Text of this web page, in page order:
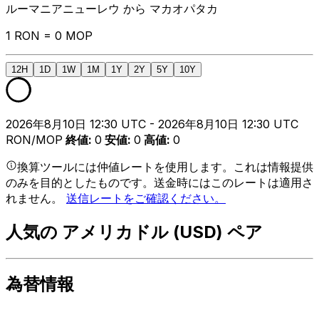
ルーマニアニューレウ から マカオパタカ
1 RON = 0 MOP
12H 1D 1W 1M 1Y 2Y 5Y 10Y
2026年8月10日 12:30 UTC - 2026年8月10日 12:30 UTC
RON/MOP 終値: 0 安値: 0 高値: 0
換算ツールには仲値レートを使用します。これは情報提供
のみを目的としたものです。送金時にはこのレートは適用さ
れません。 送信レートをご確認ください。
人気の アメリカドル (USD) ペア
為替情報